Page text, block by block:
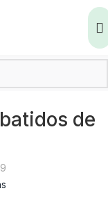
de